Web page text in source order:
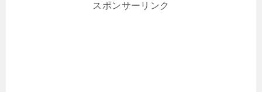
スポンサーリンク